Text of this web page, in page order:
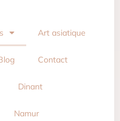
?
d'art